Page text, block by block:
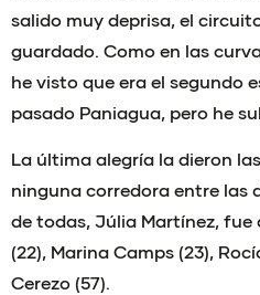
salido muy deprisa, el
guardado. Como en las
he visto que era el segundo
pasado Paniagua, pero he
La última alegría la dieron
ninguna corredora entre las
de todas, Júlia Martínez, fue
(22), Marina Camps (23),
Cerezo (57).